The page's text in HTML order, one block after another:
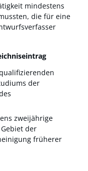
mindestens
die für eine
der
zweijährige
der
früherer